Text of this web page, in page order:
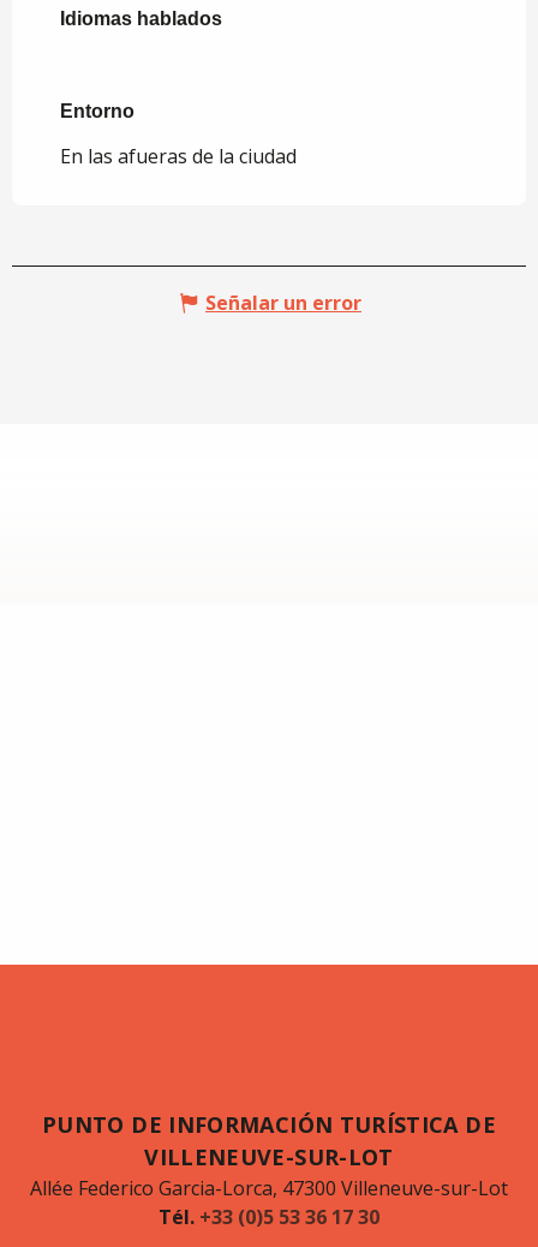
Idiomas hablados
Idiomas hablados
Entorno
Entorno
En las afueras de la ciudad
Señalar un error
PUNTO DE INFORMACIÓN TURÍSTICA DE
VILLENEUVE-SUR-LOT
Allée Federico Garcia-Lorca, 47300 Villeneuve-sur-Lot
Tél. +33 (0)5 53 36 17 30